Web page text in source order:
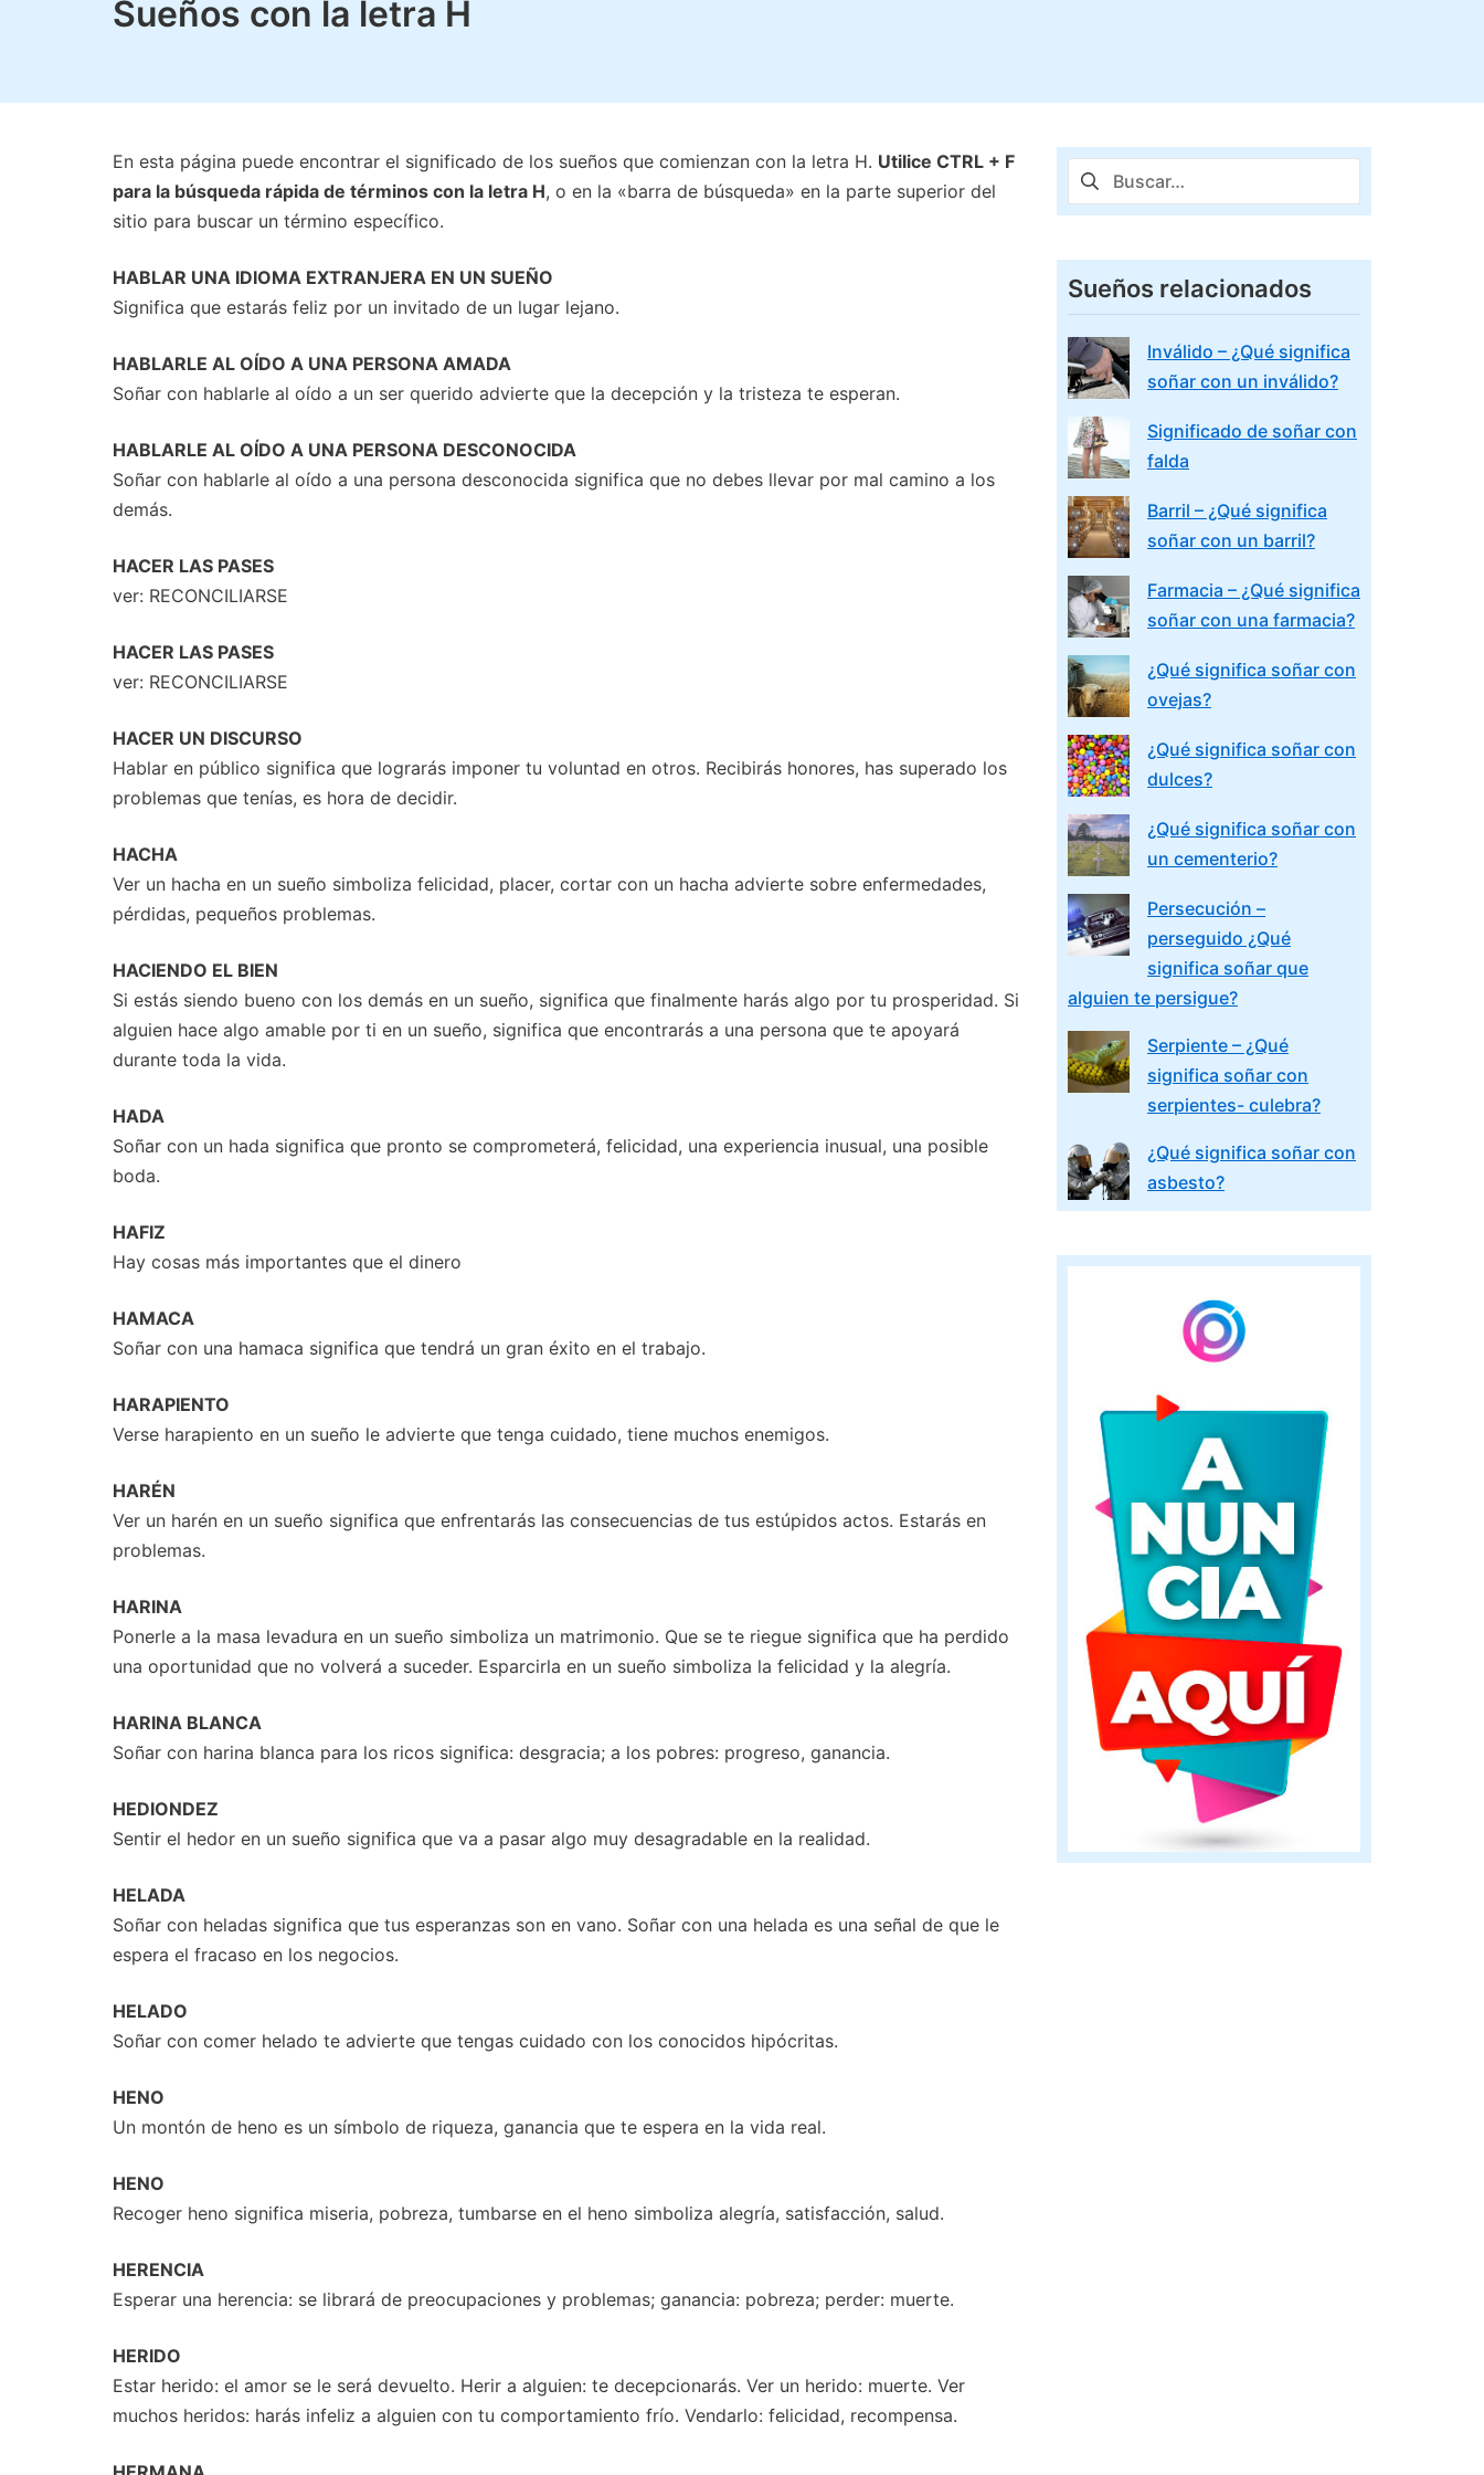
Sueños con la letra H
En esta página puede encontrar el significado de los sueños que comienzan con la letra H. Utilice CTRL + F
para la búsqueda rápida de términos con la letra H, o en la «barra de búsqueda» en la parte superior del
sitio para buscar un término específico.
HABLAR UNA IDIOMA EXTRANJERA EN UN SUEÑO
Significa que estarás feliz por un invitado de un lugar lejano.
HABLARLE AL OÍDO A UNA PERSONA AMADA
Soñar con hablarle al oído a un ser querido advierte que la decepción y la tristeza te esperan.
HABLARLE AL OÍDO A UNA PERSONA DESCONOCIDA
Soñar con hablarle al oído a una persona desconocida significa que no debes llevar por mal camino a los
demás.
HACER LAS PASES
ver: RECONCILIARSE
HACER LAS PASES
ver: RECONCILIARSE
HACER UN DISCURSO
Hablar en público significa que lograrás imponer tu voluntad en otros. Recibirás honores, has superado los
problemas que tenías, es hora de decidir.
HACHA
Ver un hacha en un sueño simboliza felicidad, placer, cortar con un hacha advierte sobre enfermedades,
pérdidas, pequeños problemas.
HACIENDO EL BIEN
Si estás siendo bueno con los demás en un sueño, significa que finalmente harás algo por tu prosperidad. Si
alguien hace algo amable por ti en un sueño, significa que encontrarás a una persona que te apoyará
durante toda la vida.
HADA
Soñar con un hada significa que pronto se comprometerá, felicidad, una experiencia inusual, una posible
boda.
HAFIZ
Hay cosas más importantes que el dinero
HAMACA
Soñar con una hamaca significa que tendrá un gran éxito en el trabajo.
HARAPIENTO
Verse harapiento en un sueño le advierte que tenga cuidado, tiene muchos enemigos.
HARÉN
Ver un harén en un sueño significa que enfrentarás las consecuencias de tus estúpidos actos. Estarás en
problemas.
HARINA
Ponerle a la masa levadura en un sueño simboliza un matrimonio. Que se te riegue significa que ha perdido
una oportunidad que no volverá a suceder. Esparcirla en un sueño simboliza la felicidad y la alegría.
HARINA BLANCA
Soñar con harina blanca para los ricos significa: desgracia; a los pobres: progreso, ganancia.
HEDIONDEZ
Sentir el hedor en un sueño significa que va a pasar algo muy desagradable en la realidad.
HELADA
Soñar con heladas significa que tus esperanzas son en vano. Soñar con una helada es una señal de que le
espera el fracaso en los negocios.
HELADO
Soñar con comer helado te advierte que tengas cuidado con los conocidos hipócritas.
HENO
Un montón de heno es un símbolo de riqueza, ganancia que te espera en la vida real.
HENO
Recoger heno significa miseria, pobreza, tumbarse en el heno simboliza alegría, satisfacción, salud.
HERENCIA
Esperar una herencia: se librará de preocupaciones y problemas; ganancia: pobreza; perder: muerte.
HERIDO
Estar herido: el amor se le será devuelto. Herir a alguien: te decepcionarás. Ver un herido: muerte. Ver
muchos heridos: harás infeliz a alguien con tu comportamiento frío. Vendarlo: felicidad, recompensa.
Buscar:
Sueños relacionados
Inválido – ¿Qué significa
soñar con un inválido?
Significado de soñar con
falda
Barril – ¿Qué significa
soñar con un barril?
Farmacia – ¿Qué significa
soñar con una farmacia?
¿Qué significa soñar con
ovejas?
¿Qué significa soñar con
dulces?
¿Qué significa soñar con
un cementerio?
Persecución –
perseguido ¿Qué
significa soñar que
alguien te persigue?
Serpiente – ¿Qué
significa soñar con
serpientes- culebra?
¿Qué significa soñar con
asbesto?